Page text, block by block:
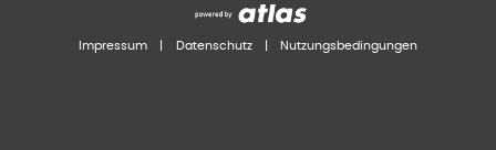
Impressum Datenschutz Nutzungsbedingungen